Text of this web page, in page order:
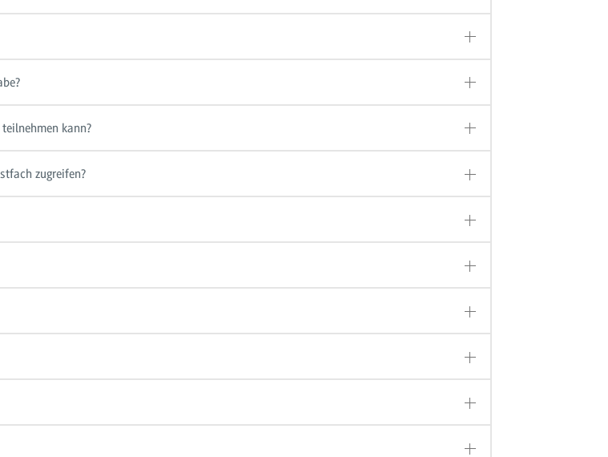
kann?
zugreifen?